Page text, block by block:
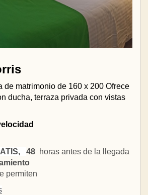
de matrimonio de 160 x 200 Ofrece
ducha, terraza privada con vistas
48 horas antes de la llegada
permiten